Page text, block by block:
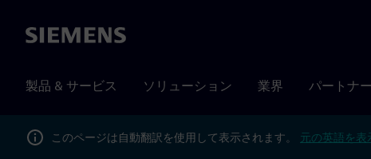
Siemens
製品 & サービス ソリューション 業界 パートナ
このページは自動翻訳を使用して表示されます。 元の英語を表